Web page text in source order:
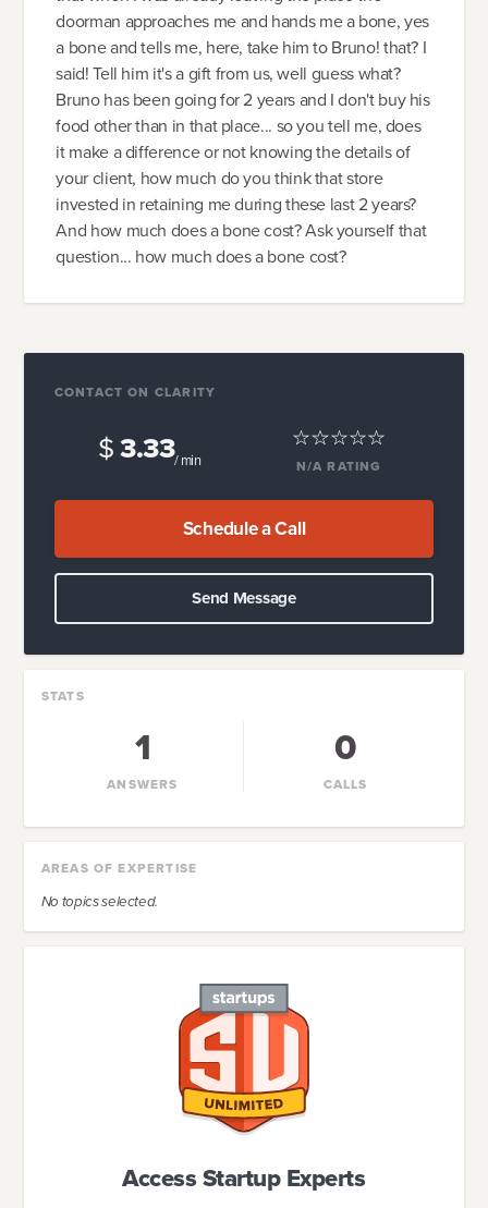
doorman approaches me and hands me a bone, yes
a bone and tells me, here, take him to Bruno! that? I
said! Tell him it's a gift from us, well guess what?
Bruno has been going for 2 years and I don't buy his
food other than in that place... so you tell me, does
it make a difference or not knowing the details of
your client, how much do you think that store
invested in retaining me during these last 2 years?
And how much does a bone cost? Ask yourself that
question... how much does a bone cost?
CONTACT ON CLARITY
$3.33/ min N/A RATING
Schedule a Call
Send Message
STATS
1
ANSWERS
0
CALLS
AREAS OF EXPERTISE
No topics selected.
Access Startup Experts